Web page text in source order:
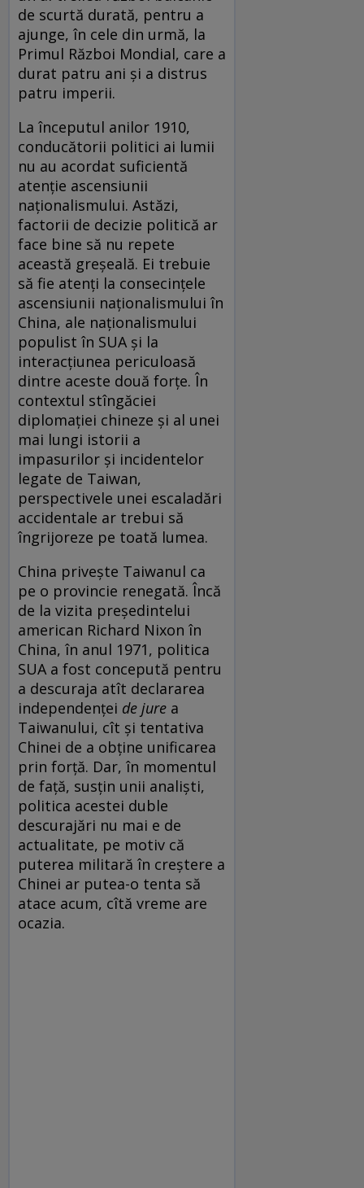
de scurtă durată, pentru a
ajunge, în cele din urmă, la
Primul Război Mondial, care a
durat patru ani și a distrus
patru imperii.
La începutul anilor 1910,
conducătorii politici ai lumii
nu au acordat suficientă
atenție ascensiunii
naționalismului. Astăzi,
factorii de decizie politică ar
face bine să nu repete
această greșeală. Ei trebuie
să fie atenți la consecințele
ascensiunii naționalismului în
China, ale naționalismului
populist în SUA și la
interacțiunea periculoasă
dintre aceste două forțe. În
contextul stîngăciei
diplomației chineze și al unei
mai lungi istorii a
impasurilor și incidentelor
legate de Taiwan,
perspectivele unei escaladări
accidentale ar trebui să
îngrijoreze pe toată lumea.
China privește Taiwanul ca
pe o provincie renegată. Încă
de la vizita președintelui
american Richard Nixon în
China, în anul 1971, politica
SUA a fost concepută pentru
a descuraja atît declararea
independenței de jure a
Taiwanului, cît și tentativa
Chinei de a obține unificarea
prin forță. Dar, în momentul
de față, susțin unii analiști,
politica acestei duble
descurajări nu mai e de
actualitate, pe motiv că
puterea militară în creștere a
Chinei ar putea-o tenta să
atace acum, cîtă vreme are
ocazia.